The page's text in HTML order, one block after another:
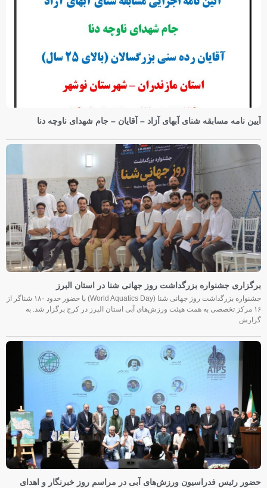
آیین نامه مسابقه شنای آبهای آزاد – آقایان – جام شهدای ناوچه دنا
برگزاری جشنواره بزرگداشت روز جهانی شنا در استان البرز
جشنواره بزرگداشت روز جهانی شنا (World Aquatics Day) با حضور حدود ۱۸۰ شناگر از
۱۶ مرکز تخصصی به همت هیئت ورزش‌های آبی استان البرز در کرج برگزار شد. به
گزارش
حضور رئیس فدراسیون ورزش‌های آبی در مراسم روز خبرنگار و اهدای